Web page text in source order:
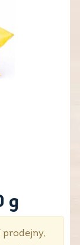
g
prodejny,